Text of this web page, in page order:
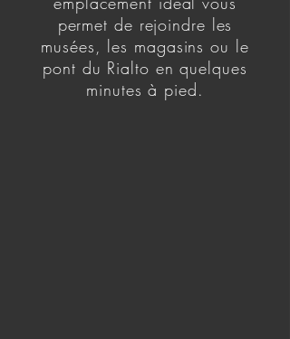
permet de rejoindre les
musées, les magasins ou le
pont du Rialto en quelques
minutes à pied.